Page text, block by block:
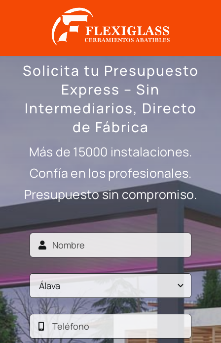
Solicita tu Presupuesto
Express – Sin
Intermediarios, Directo
de Fábrica
Más de 15000 instalaciones.
Confía en los profesionales.
Presupuesto sin compromiso.